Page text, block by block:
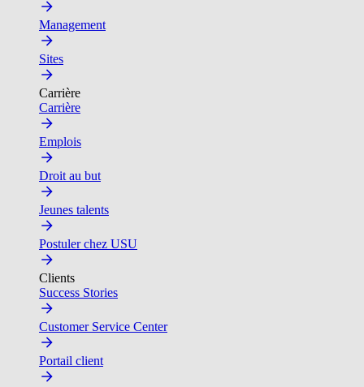
Management
Sites
Carrière
Carrière
Emplois
Droit au but
Jeunes talents
Postuler chez USU
Clients
Success Stories
Customer Service Center
Portail client